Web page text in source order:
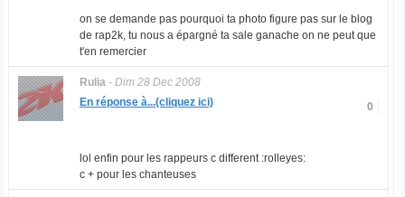
on se demande pas pourquoi ta photo figure pas sur le blog
de rap2k, tu nous a épargné ta sale ganache on ne peut que
t'en remercier
Rulia- Dim 28 Dec 2008
0
En réponse à...(cliquez ici)
lol enfin pour les rappeurs c different :rolleyes:
c + pour les chanteuses